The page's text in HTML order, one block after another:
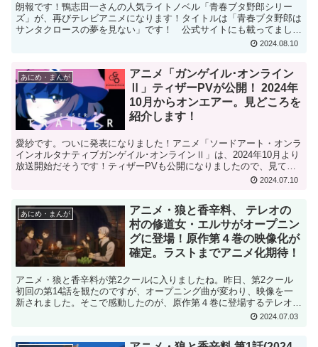
朗報です！鴨志田一さんの人気ライトノベル「青春ブタ野郎シリー
ズ」が、再びテレビアニメになります！タイトルは「青春ブタ野郎は
サンタクロースの夢を見ない」です！ 公式サイトにも載ってまし
た。 これは楽しみですね〜私はこのシリーズが大好きで、１巻...
2024.08.10
あにめ・まんが
アニメ「ガンゲイル･オンライン
Ⅱ」ティザーPVが公開！ 2024年
10月からオンエアー。見どころを
紹介します！
愛紗です。ついに発表になりました！アニメ「ソードアート・オンラ
インオルタナティブガンゲイル･オンラインⅡ」は、2024年10月より
放送開始だそうです！ティザーPVも公開になりましたので、見てみ
2024.07.10
あにめ・まんが
アニメ・狼と香辛料、 テレオの
村の修道女・エルサがオープニン
グに登場！原作第４巻の映像化が
確定。ラストまでアニメ化期待！
アニメ・狼と香辛料が第2クールに入りましたね。昨日、第2クール
初回の第14話を観たのですが、オープニング曲が変わり、映像を一
新されました。そこで感動したのが、原作第４巻に登場するテレオの
村の修道女・エルサと、彼女の幼馴染のエヴァンが出てきた...2024.07.03